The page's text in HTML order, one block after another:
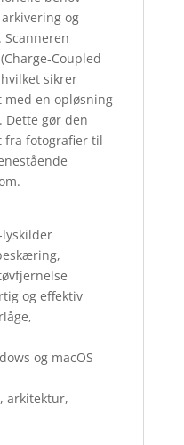
og
Coupled
hvilket sikrer
en opløsning
Dette gør den
fra fotografier til
lyskilder
og effektiv
og macOS
arkitektur,